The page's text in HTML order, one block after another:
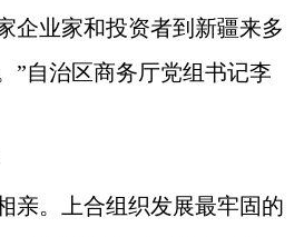
企业家和投资者到新疆来多
”自治区商务厅党组书记李
亲。上合组织发展最牢固的